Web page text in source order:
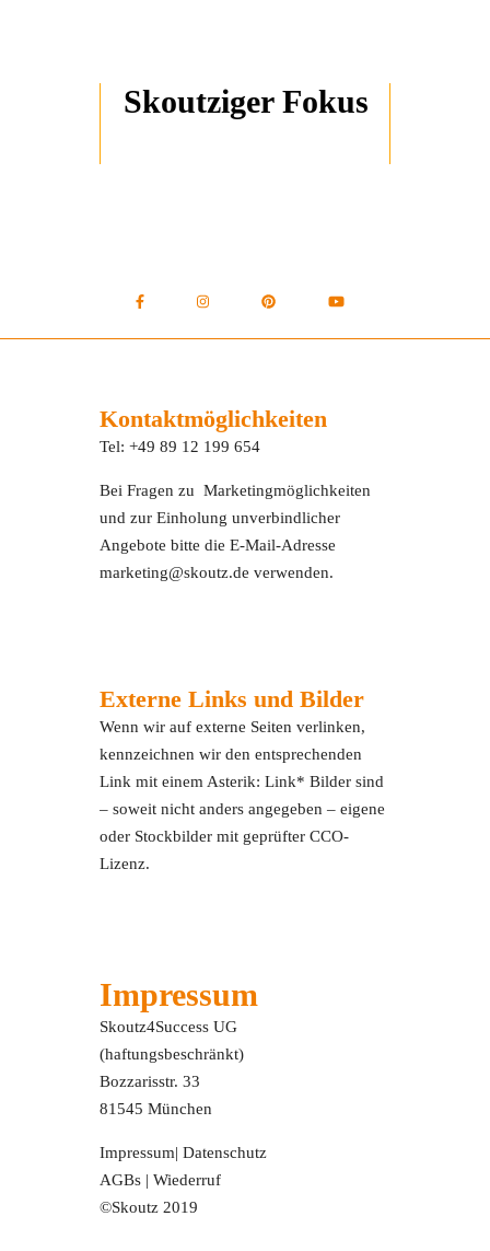
Skoutziger Fokus
Kontaktmöglichkeiten
Tel: +49 89 12 199 654
Bei Fragen zu Marketingmöglichkeiten
und zur Einholung unverbindlicher
Angebote bitte die E-Mail-Adresse
marketing@skoutz.de verwenden.
Externe Links und Bilder
Wenn wir auf externe Seiten verlinken,
kennzeichnen wir den entsprechenden
Link mit einem Asterik: Link* Bilder sind
– soweit nicht anders angegeben – eigene
oder Stockbilder mit geprüfter CCO-
Lizenz.
Impressum
Skoutz4Success UG
(haftungsbeschränkt)
Bozzarisstr. 33
81545 München
Impressum|Datenschutz
AGBs |Wiederruf
©Skoutz 2019